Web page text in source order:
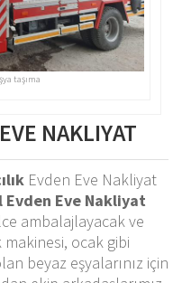
taşıma
NAKLIYAT
Evden Eve Nakliyat
Evden Eve Nakliyat
ambalajlayacak ve
makinesi, ocak gibi
beyaz eşyalarınız için